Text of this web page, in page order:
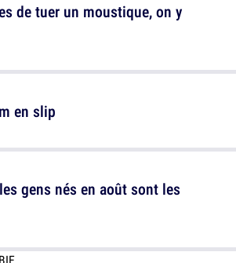
de tuer un moustique, on y
gens nés en août sont les
en slip